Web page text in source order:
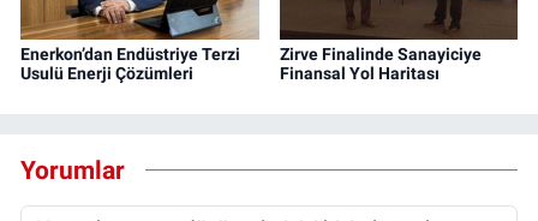
Enerkon’dan Endüstriye Terzi
Usulü Enerji Çözümleri
Zirve Finalinde Sanayiciye
Finansal Yol Haritası
Yorumlar